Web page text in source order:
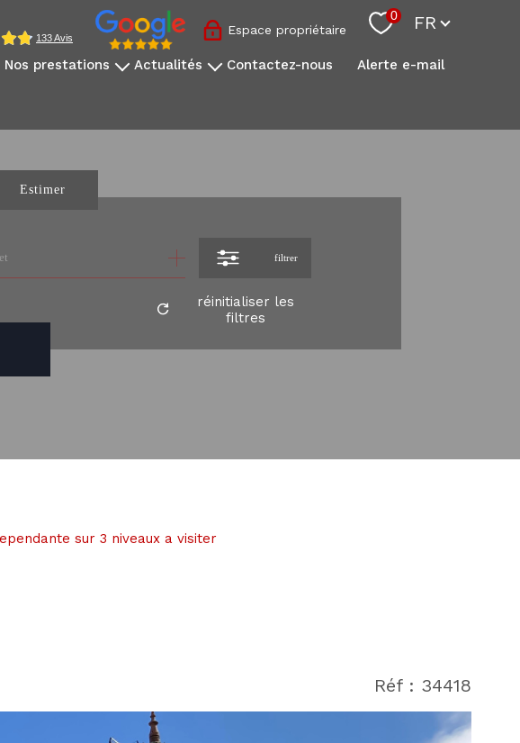
Espace propriétaire
0 FR
nos prestations actualités contactez-nous alerte e-mail
Estimer
filtrer
réinitialiser les
filtres
sur 3 niveaux a visiter
Réf : 34418